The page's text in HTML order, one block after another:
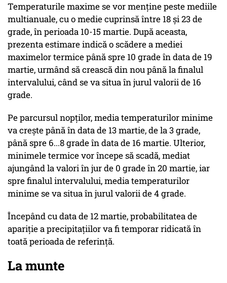
Temperaturile maxime se vor menține peste mediile
multianuale, cu o medie cuprinsă între 18 și 23 de
grade, în perioada 10-15 martie. După aceasta,
prezenta estimare indică o scădere a mediei
maximelor termice până spre 10 grade în data de 19
martie, urmând să crească din nou până la finalul
intervalului, când se va situa în jurul valorii de 16
grade.
Pe parcursul nopților, media temperaturilor minime
va crește până în data de 13 martie, de la 3 grade,
până spre 6...8 grade în data de 16 martie. Ulterior,
minimele termice vor începe să scadă, mediat
ajungând la valori în jur de 0 grade în 20 martie, iar
spre finalul intervalului, media temperaturilor
minime se va situa în jurul valorii de 4 grade.
Începând cu data de 12 martie, probabilitatea de
apariție a precipitațiilor va fi temporar ridicată în
toată perioada de referință.
La munte